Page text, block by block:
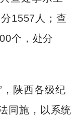
1557人；查
个，处分
，陕西各级纪
同施，以系统